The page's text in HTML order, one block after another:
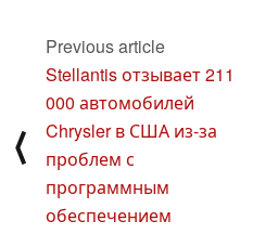
Galaxy Z Fold513 June
⟨
Previous article
Stellantis отзывает 211
000 автомобилей
Chrysler в США из-за
проблем с
программным
обеспечением